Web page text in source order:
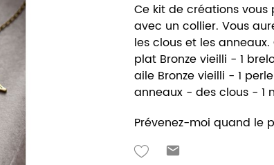
Ce kit de créations
avec un collier. Vous
les clous et les
plat Bronze vieilli - 1
aile Bronze vieilli - 1
anneaux - des clous - 1
Prévenez-moi quand le